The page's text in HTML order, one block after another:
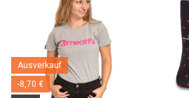
Ausverkauf
-8,70 €